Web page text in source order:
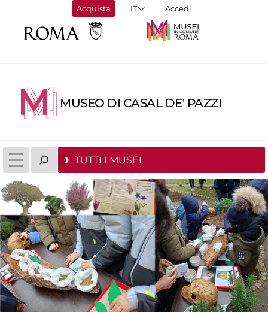
Acquista Accedi
MUSEO DI CASAL DE' PAZZI
TUTTI I MUSEI